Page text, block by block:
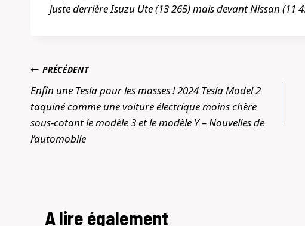
juste derrière Isuzu Ute (13 265) mais devant Nissan (11
Navigation
de
l’article
PRÉCÉDENT
Enfin une Tesla pour les masses ! 2024 Tesla Model 2
taquiné comme une voiture électrique moins chère
sous-cotant le modèle 3 et le modèle Y – Nouvelles de
l’automobile
A lire également